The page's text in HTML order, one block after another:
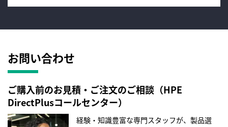
お問い合わせ
ご購入前のお見積・ご注文のご相談（HPE
DirectPlusコールセンター）
経験・知識豊富な専門スタッフが、製品選